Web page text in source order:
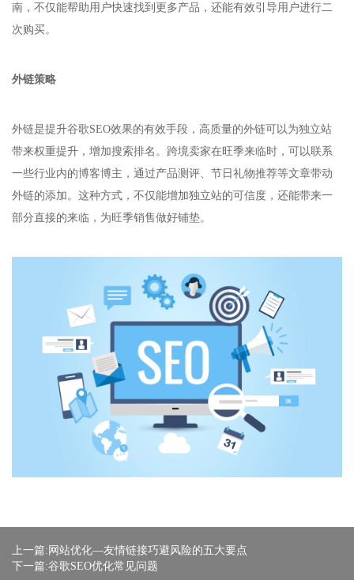
南，不仅能帮助用户快速找到更多产品，还能有效引导用户进行二
次购买。
外链策略
外链是提升谷歌SEO效果的有效手段，高质量的外链可以为独立站
带来权重提升，增加搜索排名。跨境卖家在旺季来临时，可以联系
一些行业内的博客博主，通过产品测评、节日礼物推荐等文章带动
外链的添加。这种方式，不仅能增加独立站的可信度，还能带来一
部分直接的来临，为旺季销售做好铺垫。
上一篇:网站优化—友情链接巧避风险的五大要点
下一篇:谷歌SEO优化常见问题